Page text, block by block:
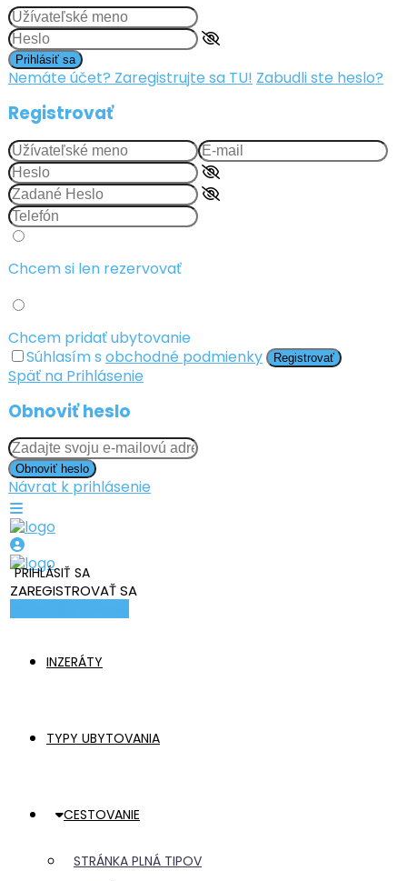
Prihlásiť sa
Nemáte účet? Zaregistrujte sa TU! Zabudli ste heslo?
Registrovať
Chcem si len rezervovať
Chcem pridať ubytovanie
Súhlasím s obchodné podmienky Registrovať
Späť na Prihlásenie
Obnoviť heslo
Obnoviť heslo
Návrat k prihlásenie
PRIHLÁSIŤ SA
ZAREGISTROVAŤ SA
INZERÁTY
TYPY UBYTOVANIA
CESTOVANIE
STRÁNKA PLNÁ TIPOV